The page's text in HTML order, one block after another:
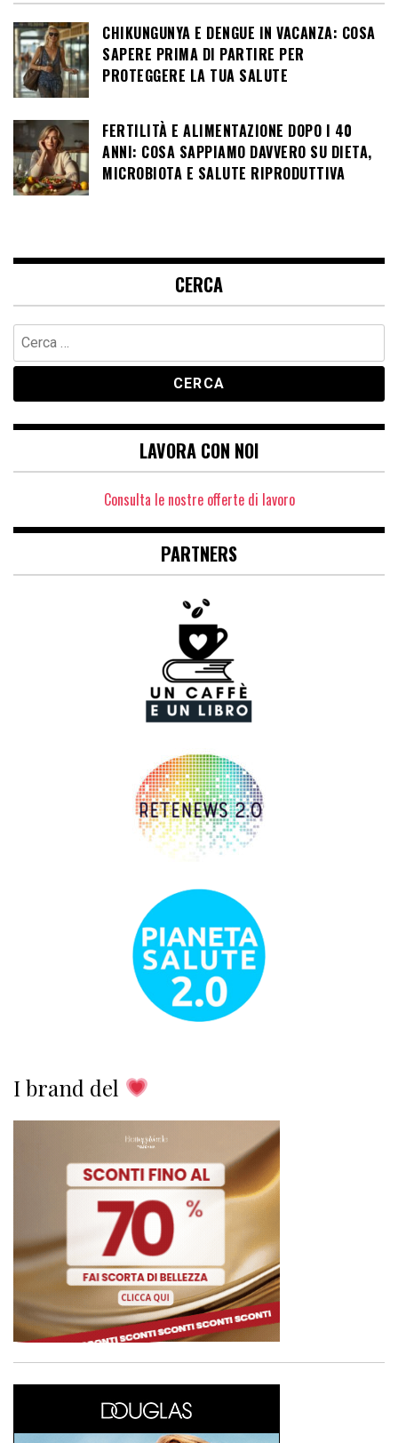
CHIKUNGUNYA E DENGUE IN VACANZA: COSA
SAPERE PRIMA DI PARTIRE PER
PROTEGGERE LA TUA SALUTE
FERTILITÀ E ALIMENTAZIONE DOPO I 40
ANNI: COSA SAPPIAMO DAVVERO SU DIETA,
MICROBIOTA E SALUTE RIPRODUTTIVA
CERCA
Ricerca
per:
LAVORA CON NOI
Consulta le nostre offerte di lavoro
PARTNERS
I brand del